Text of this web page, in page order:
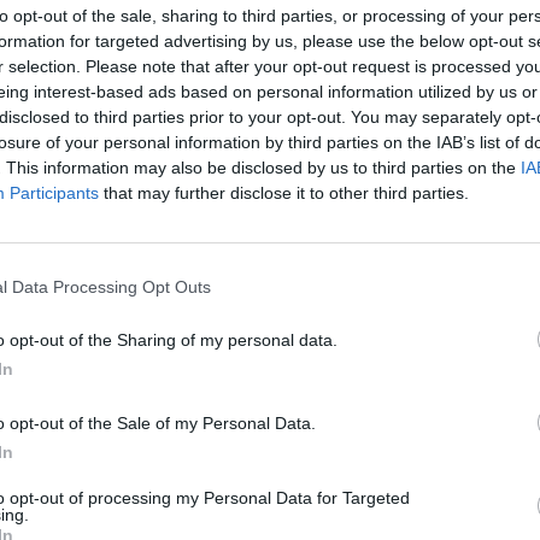
opt-out of the sale, sharing to third parties, or processing of your
for targeted advertising by us, please use the below opt-out
selection. Please note that after your opt-out request is processed
interest-based ads based on personal information utilized by us
to third parties prior to your opt-out. You may separately
of your personal information by third parties on the IAB’s list of
This information may also be disclosed by us to third parties on the
Participants that may further disclose it to other third parties.
Data Processing Opt Outs
opt-out of the Sharing of my personal data.
opt-out of the Sale of my Personal Data.
opt-out of processing my Personal Data for Targeted
ΠΟΛΥΚΑΣΤΡΟ
Πλήρης απασχόληση